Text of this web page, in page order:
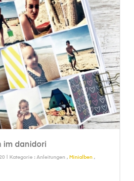
im danidori
| Kategorie : Anleitungen , Minialben ,